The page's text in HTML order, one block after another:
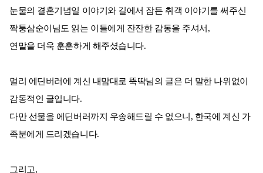
눈물의 결혼기념일 이야기와 길에서 잠든 취객 이야기를 써주신
짝퉁삼순이님도 읽는 이들에게 잔잔한 감동을 주셔서,
연말을 더욱 훈훈하게 해주셨습니다.
멀리 에딘버러에 계신 내맘대로 뚝딱님의 글은 더 말한 나위없이
감동적인 글입니다.
다만 선물을 에딘버러까지 우송해드릴 수 없으니, 한국에 계신 가
족분에게 드리겠습니다.
그리고,